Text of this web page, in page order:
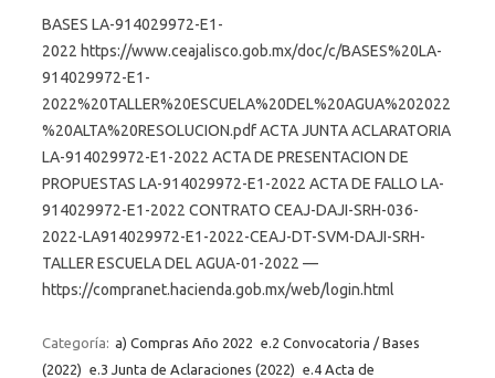
BASES LA-914029972-E1-
2022 https://www.ceajalisco.gob.mx/doc/c/BASES%20LA-
914029972-E1-
2022%20TALLER%20ESCUELA%20DEL%20AGUA%202022
%20ALTA%20RESOLUCION.pdf ACTA JUNTA ACLARATORIA
LA-914029972-E1-2022 ACTA DE PRESENTACION DE
PROPUESTAS LA-914029972-E1-2022 ACTA DE FALLO LA-
914029972-E1-2022 CONTRATO CEAJ-DAJI-SRH-036-
2022-LA914029972-E1-2022-CEAJ-DT-SVM-DAJI-SRH-
TALLER ESCUELA DEL AGUA-01-2022 —
https://compranet.hacienda.gob.mx/web/login.html
Categoría: a) Compras Año 2022 e.2 Convocatoria / Bases
(2022) e.3 Junta de Aclaraciones (2022) e.4 Acta de